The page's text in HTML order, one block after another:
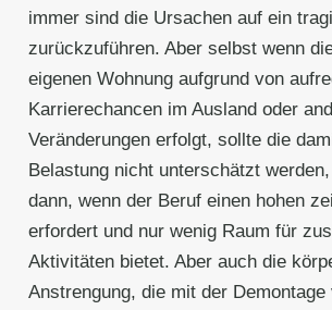
immer sind die Ursachen auf ein
zurückzuführen. Aber selbst wenn
eigenen Wohnung aufgrund von
Karrierechancen im Ausland oder
Veränderungen erfolgt, sollte die
Belastung nicht unterschätzt
dann, wenn der Beruf einen hohen
erfordert und nur wenig Raum für
Aktivitäten bietet. Aber auch die
Anstrengung, die mit der Demontage